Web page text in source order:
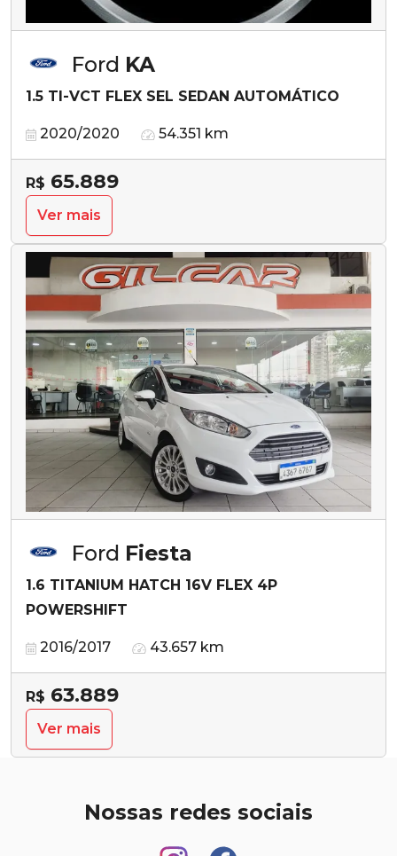
Ford KA
1.5 TI-VCT FLEX SEL SEDAN AUTOMÁTICO
2020/2020 54.351 km
R$ 65.889
Ver mais
Ford Fiesta
1.6 TITANIUM HATCH 16V FLEX 4P
POWERSHIFT
2016/2017 43.657 km
R$ 63.889
Ver mais
Nossas redes sociais